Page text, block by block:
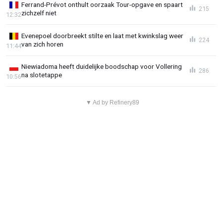
Ferrand-Prévot onthult oorzaak Tour-opgave en spaart
zichzelf niet
12:32
215
Evenepoel doorbreekt stilte en laat met kwinkslag weer
van zich horen
11:44
224
Niewiadoma heeft duidelijke boodschap voor Vollering
na slotetappe
10:56
286
▼ Ad by Refinery89